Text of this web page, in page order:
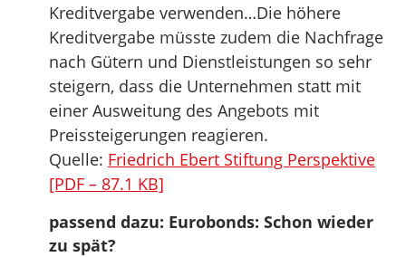
Kreditvergabe verwenden…Die höhere
Kreditvergabe müsste zudem die Nachfrage
nach Gütern und Dienstleistungen so sehr
steigern, dass die Unternehmen statt mit
einer Ausweitung des Angebots mit
Preissteigerungen reagieren.
Quelle: Friedrich Ebert Stiftung Perspektive
[PDF – 87.1 KB]
passend dazu: Eurobonds: Schon wieder
zu spät?